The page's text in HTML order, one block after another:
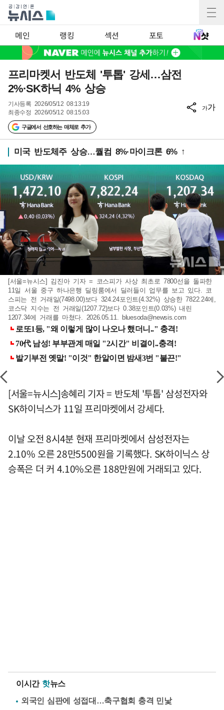
메인 랭킹 섹션 포토
프리마켓서 반도체 '투톱' 강세…삼전
2%·SK하닉 4% 상승
기사등록 2026/05/12 08:13:19
최종수정 2026/05/12 08:15:03
구글에서 선호하는 매체로 추가
가가
미국 반도체주 상승…퀄컴 8%·마이크론 6% ↑
[서울=뉴시스] 김진아 기자 = 코스피가 사상 최초로 7800선을 돌파한
11일 서울 중구 하나은행 딜링룸에서 딜러들이 업무를 보고 있다. 코
스피는 전 거래일(7498.00)보다 324.24포인트(4.32%) 상승한 7822.24에,
코스닥 지수는 전 거래일(1207.72)보다 0.38포인트(0.03%) 내린
1207.34에 거래를 마쳤다. 2026.05.11. bluesoda@newsis.com
[서울=뉴시스]송혜리 기자 = 반도체 '투톱' 삼성전자와
SK하이닉스가 11일 프리마켓에서 강세다.
이날 오전 8시4분 현재 프리마켓에서 삼성전자는
2.10% 오른 28만5500원을 기록했다. SK하이닉스 상
승폭은 더 커 4.10%오른 188만원에 거래되고 있다.
이시간 핫뉴스
외국인 심판에 성접대…축구협회 충격 민낯